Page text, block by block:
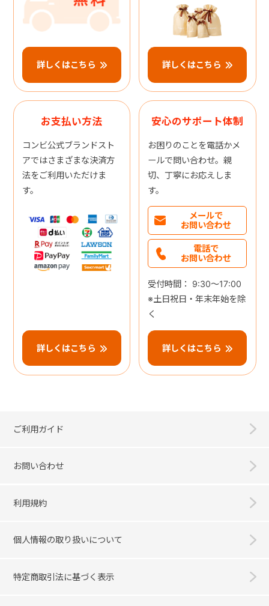
詳しくはこちら 詳しくはこちら
お支払い方法
コンビ公式ブランドスト
アではさまざまな決済方
法をご利用いただけま
す。
詳しくはこちら
安心のサポート体制
お困りのことを電話かメ
ールで問い合わせ。親
切、丁寧にお応えしま
す。
メールで
お問い合わせ
電話で
お問い合わせ
受付時間： 9:30～17:00
※土日祝日・年末年始を除
く
詳しくはこちら
ご利用ガイド
お問い合わせ
利用規約
個人情報の取り扱いについて
特定商取引法に基づく表示